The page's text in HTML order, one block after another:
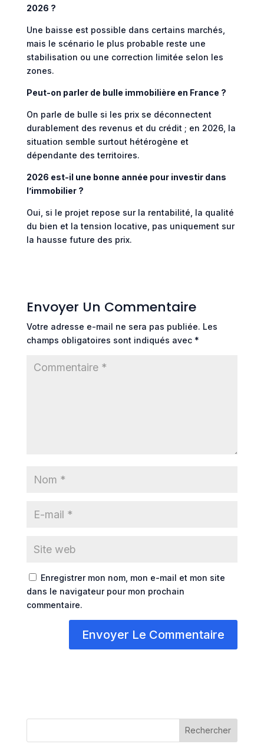
2026 ?
Une baisse est possible dans certains marchés,
mais le scénario le plus probable reste une
stabilisation ou une correction limitée selon les
zones.
Peut-on parler de bulle immobilière en France ?
On parle de bulle si les prix se déconnectent
durablement des revenus et du crédit ; en 2026, la
situation semble surtout hétérogène et
dépendante des territoires.
2026 est-il une bonne année pour investir dans
l’immobilier ?
Oui, si le projet repose sur la rentabilité, la qualité
du bien et la tension locative, pas uniquement sur
la hausse future des prix.
Envoyer Un Commentaire
Votre adresse e-mail ne sera pas publiée. Les
champs obligatoires sont indiqués avec *
Enregistrer mon nom, mon e-mail et mon site
dans le navigateur pour mon prochain
commentaire.
Rechercher